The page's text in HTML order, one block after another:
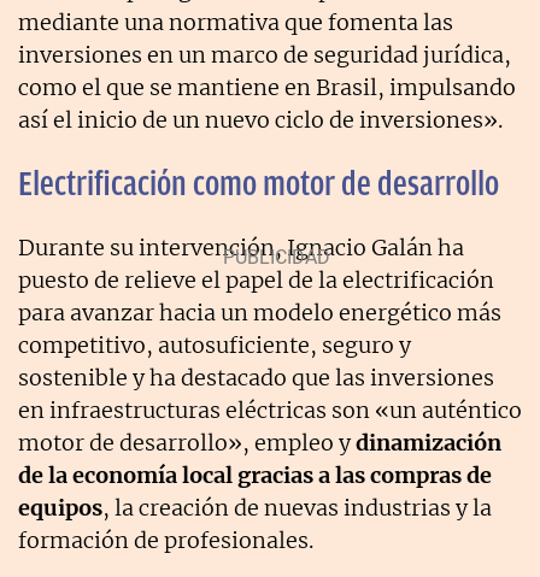
mediante una normativa que fomenta las
inversiones en un marco de seguridad jurídica,
como el que se mantiene en Brasil, impulsando
así el inicio de un nuevo ciclo de inversiones».
Electrificación como motor de desarrollo
Durante su intervención, Ignacio Galán ha
puesto de relieve el papel de la electrificación
para avanzar hacia un modelo energético más
competitivo, autosuficiente, seguro y
sostenible y ha destacado que las inversiones
en infraestructuras eléctricas son «un auténtico
motor de desarrollo», empleo ydinamización
de la economía local gracias a las compras de
equipos, la creación de nuevas industrias y la
formación de profesionales.